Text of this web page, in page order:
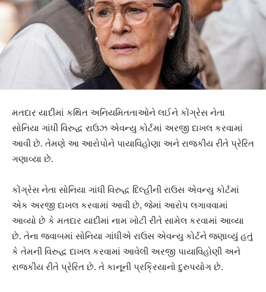
મતદાર યાદીમાં કથિત અનિયમિતતાઓને લઈને કોંગ્રેસ નેતા
સોનિયા ગાંધી વિરુદ્ધ રાઉઝ એવન્યુ કોર્ટમાં અરજી દાખલ કરવામાં
આવી છે. તેમણે આ આરોપોને પાયાવિહોણા અને રાજકીય રીતે પ્રેરિત
ગણાવ્યા છે.
કોંગ્રેસ નેતા સોનિયા ગાંધી વિરુદ્ધ દિલ્હીની રાઉસ એવન્યુ કોર્ટમાં
એક અરજી દાખલ કરવામાં આવી છે, જેમાં આરોપ લગાવવામાં
આવ્યો છે કે મતદાર યાદીમાં નામ ખોટી રીતે સામેલ કરવામાં આવ્યા
છે. તેના જવાબમાં સોનિયા ગાંધીએ રાઉસ એવન્યુ કોર્ટને જણાવ્યું હતું
કે તેમની વિરુદ્ધ દાખલ કરવામાં આવેલી અરજી પાયાવિહોણી અને
રાજકીય રીતે પ્રેરિત છે. તે કાનૂની પ્રક્રિયાનો દુરુપયોગ છે.